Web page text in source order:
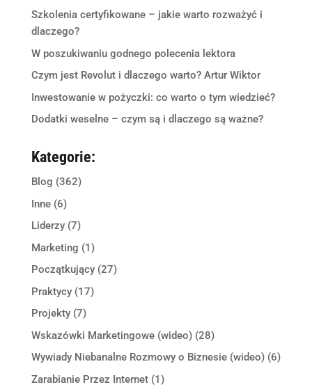
Szkolenia certyfikowane – jakie warto rozważyć i
dlaczego?
W poszukiwaniu godnego polecenia lektora
Czym jest Revolut i dlaczego warto? Artur Wiktor
Inwestowanie w pożyczki: co warto o tym wiedzieć?
Dodatki weselne – czym są i dlaczego są ważne?
Kategorie:
Blog (362)
Inne(6)
Liderzy(7)
Marketing (1)
Początkujący(27)
Praktycy(17)
Projekty(7)
Wskazówki Marketingowe (wideo)(28)
Wywiady Niebanalne Rozmowy o Biznesie (wideo)(6)
Zarabianie Przez Internet(1)